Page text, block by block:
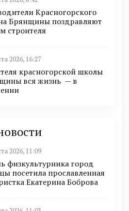
Красногорского
Брянщины поздравляют
строителя
2026, 16:27
красногорской школы
вся жизнь — в
2026, 11:09
физкультурника город
посетила прославленная
Екатерина Боброва